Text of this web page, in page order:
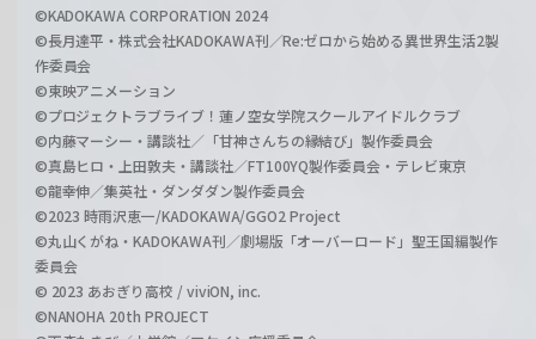
©KADOKAWA CORPORATION 2024
©長月達平・株式会社KADOKAWA刊／Re:ゼロから始める異世界生活2製
作委員会
©東映アニメーション
©プロジェクトラブライブ！蓮ノ空女学院スクールアイドルクラブ
©内藤マーシー・講談社／「甘神さんちの縁結び」製作委員会
©真島ヒロ・上田敦夫・講談社／FT100YQ製作委員会・テレビ東京
©龍幸伸／集英社・ダンダダン製作委員会
©2023 時雨沢恵一/KADOKAWA/GGO2 Project
©丸山くがね・KADOKAWA刊／劇場版「オーバーロード」聖王国編製作
委員会
© 2023 あおぎり高校 / viviON, inc.
©NANOHA 20th PROJECT